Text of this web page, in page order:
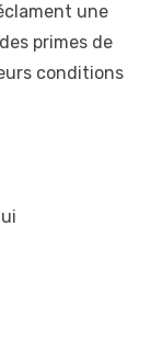
une
primes de
conditions